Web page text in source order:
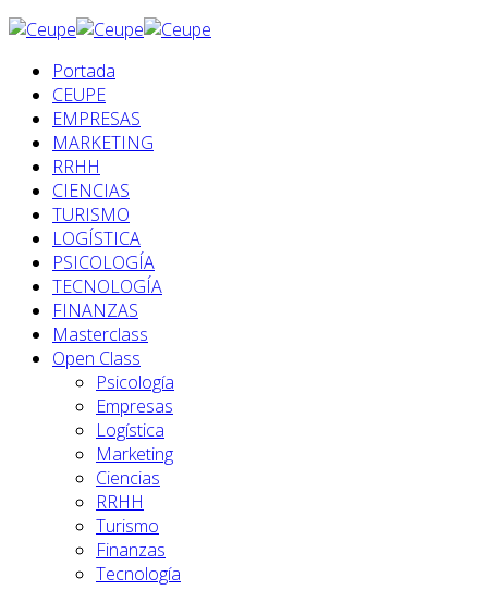
Portada
CEUPE
EMPRESAS
MARKETING
RRHH
CIENCIAS
TURISMO
LOGÍSTICA
PSICOLOGÍA
TECNOLOGÍA
FINANZAS
Masterclass
Open Class
Psicología
Empresas
Logística
Marketing
Ciencias
RRHH
Turismo
Finanzas
Tecnología